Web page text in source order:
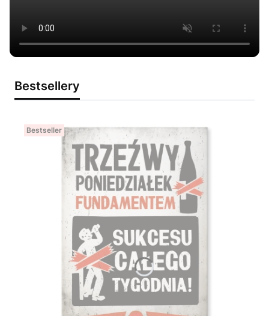
Bestsellery
Bestseller